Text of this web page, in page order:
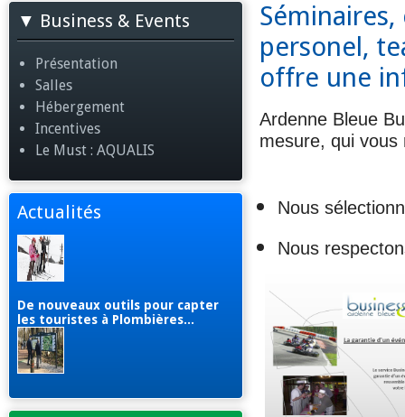
Business & Events
Présentation
Salles
Hébergement
Incentives
Le Must : AQUALIS
Actualités
De nouveaux outils pour capter
les touristes à Plombières...
personel,
offre une
Ardenne Bleue
mesure, qui
Nous
Nous